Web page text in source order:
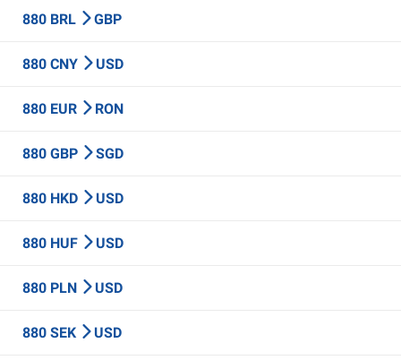
880 BRL GBP
880 CNY USD
880 EUR RON
880 GBP SGD
880 HKD USD
880 HUF USD
880 PLN USD
880 SEK USD